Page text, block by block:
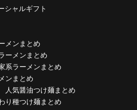
シャルギフト
メンまとめ
ーメンまとめ
系ラーメンまとめ
ンまとめ
人気醤油つけ麺まとめ
り種つけ麺まとめ